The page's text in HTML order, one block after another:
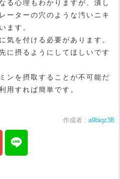
る心理もわかりますが、潰し
ーターの穴のような汚いニキ
ます。
気を付ける必要があります。
に摂るようにしてほしいです
ンを摂取することが不可能だ
用すれば簡単です。
作成者 : a9biqz38